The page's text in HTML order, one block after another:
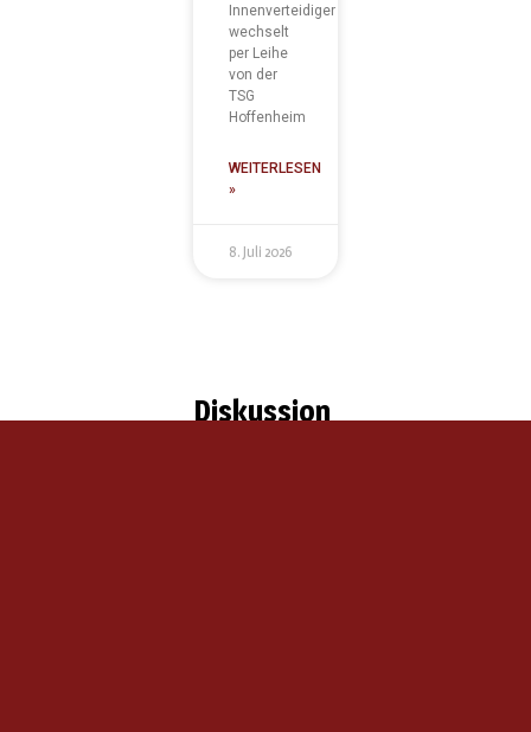
Innenverteidiger
wechselt
per Leihe
von der
TSG
Hoffenheim
WEITERLESEN
»
8. Juli 2026
Diskussion